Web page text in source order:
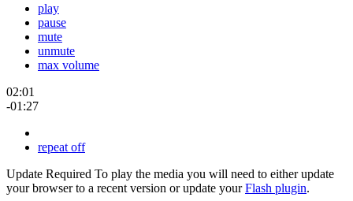
play
pause
mute
unmute
max volume
02:01
-01:27
repeat off
Update Required To play the media you will need to either update
your browser to a recent version or update yourFlash plugin.